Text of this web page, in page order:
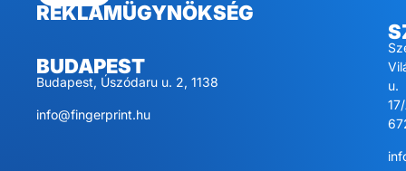
REKLÁMÜGYNÖKSÉG
BUDAPEST
Budapest, Úszódaru u. 2, 1138
info@fingerprint.hu
u.